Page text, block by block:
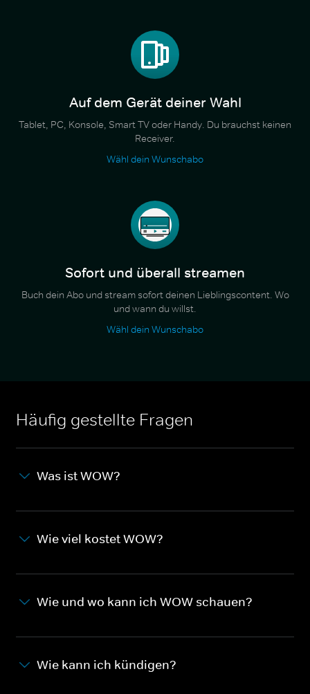
Auf dem Gerät deiner Wahl
Tablet, PC, Konsole, Smart TV oder Handy. Du brauchst keinen
Receiver.
Wähl dein Wunschabo
Sofort und überall streamen
Buch dein Abo und stream sofort deinen Lieblingscontent. Wo
und wann du willst.
Wähl dein Wunschabo
Häufig gestellte Fragen
Was ist WOW?
Wie viel kostet WOW?
Wie und wo kann ich WOW schauen?
Wie kann ich kündigen?